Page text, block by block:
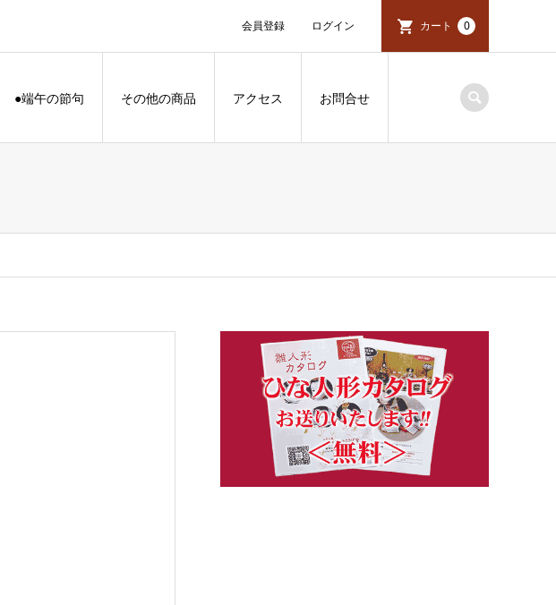
会員登録 ログイン カート 0
●端午の節句 その他の商品 アクセス お問合せ